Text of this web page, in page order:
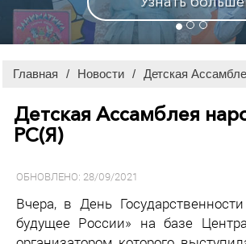
Главная / Новости / Детская
Детская Ассамблея
РС(Я)
ОБНОВЛЕНО: 28/09/2021
Вчера, в День
будущее России» на базе